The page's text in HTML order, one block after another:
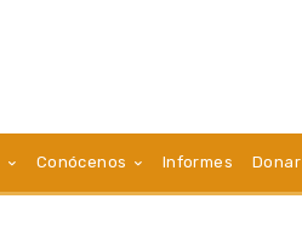
Conócenos Informes Donar